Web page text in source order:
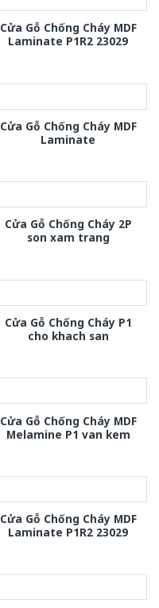
Cửa Gỗ Chống Cháy MDF
Laminate P1R2 23029
Cửa Gỗ Chống Cháy MDF
Laminate
Cửa Gỗ Chống Cháy 2P
son xam trang
Cửa Gỗ Chống Cháy P1
cho khach san
Cửa Gỗ Chống Cháy MDF
Melamine P1 van kem
Cửa Gỗ Chống Cháy MDF
Laminate P1R2 23029